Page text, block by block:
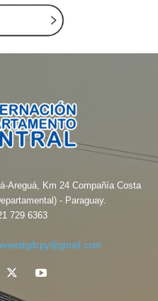
Areguá, Km 24 Compañía Costa
- Paraguay.
729 6363